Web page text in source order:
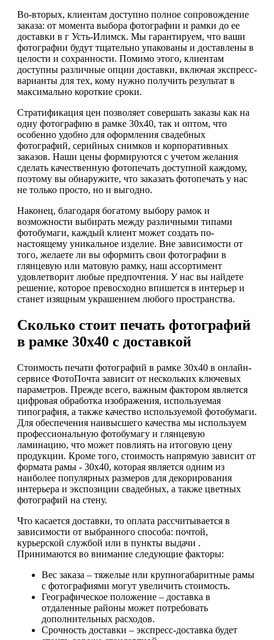
Во-вторых, клиентам доступно полное сопровождение
заказа: от момента выбора фотографии и рамки до ее
доставки в г Усть-Илимск. Мы гарантируем, что ваши
фотографии будут тщательно упакованы и доставлены в
целости и сохранности. Помимо этого, клиентам
доступны различные опции доставки, включая экспресс-
варианты для тех, кому нужно получить результат в
максимально короткие сроки.
Стратификация цен позволяет совершать заказы как на
одну фотографию в рамке 30х40, так и оптом, что
особенно удобно для оформления свадебных
фотографий, серийных снимков и корпоративных
заказов. Наши цены формируются с учетом желания
сделать качественную фотопечать доступной каждому,
поэтому вы обнаружите, что заказать фотопечать у нас
не только просто, но и выгодно.
Наконец, благодаря богатому выбору рамок и
возможности выбирать между различными типами
фотобумаги, каждый клиент может создать по-
настоящему уникальное изделие. Вне зависимости от
того, желаете ли вы оформить свои фотографии в
глянцевую или матовую рамку, наш ассортимент
удовлетворит любые предпочтения. У нас вы найдете
решение, которое превосходно впишется в интерьер и
станет изящным украшением любого пространства.
Сколько стоит печать фотографий
в рамке 30х40 с доставкой
Стоимость печати фотографий в рамке 30х40 в онлайн-
сервисе ФотоПочта зависит от нескольких ключевых
параметров. Прежде всего, важным фактором является
цифровая обработка изображения, используемая
типография, а также качество используемой фотобумаги.
Для обеспечения наивысшего качества мы используем
профессиональную фотобумагу и глянцевую
ламинацию, что может повлиять на итоговую цену
продукции. Кроме того, стоимость напрямую зависит от
формата рамы - 30х40, которая является одним из
наиболее популярных размеров для декорирования
интерьера и экспозиции свадебных, а также цветных
фотографий на стену.
Что касается доставки, то оплата рассчитывается в
зависимости от выбранного способа: почтой,
курьерской службой или в пункты выдачи .
Принимаются во внимание следующие факторы:
Вес заказа – тяжелые или крупногабаритные рамы
с фотографиями могут увеличить стоимость.
Географическое положение – доставка в
отдаленные районы может потребовать
дополнительных расходов.
Срочность доставки – экспресс-доставка будет